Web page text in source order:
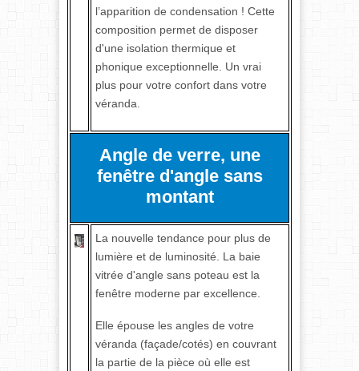
l’apparition de condensation ! Cette
composition permet de disposer
d'une isolation thermique et
phonique exceptionnelle. Un vrai
plus pour votre confort dans votre
véranda.
Angle de verre, une
fenêtre d'angle sans
montant
La nouvelle tendance pour plus de
lumière et de luminosité. La baie
vitrée d'angle sans poteau est la
fenêtre moderne par excellence.
Elle épouse les angles de votre
véranda (façade/cotés) en couvrant
la partie de la pièce où elle est